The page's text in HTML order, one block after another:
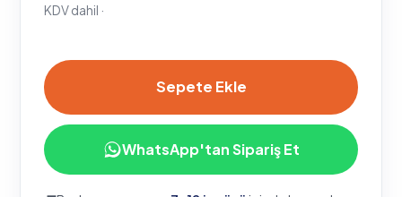
WhatsApp'tan Sipariş Et
🚚Baskı onayı sonrası7–12 iş günüiçinde kargoda.
Geri dönüştürülebilir kraft